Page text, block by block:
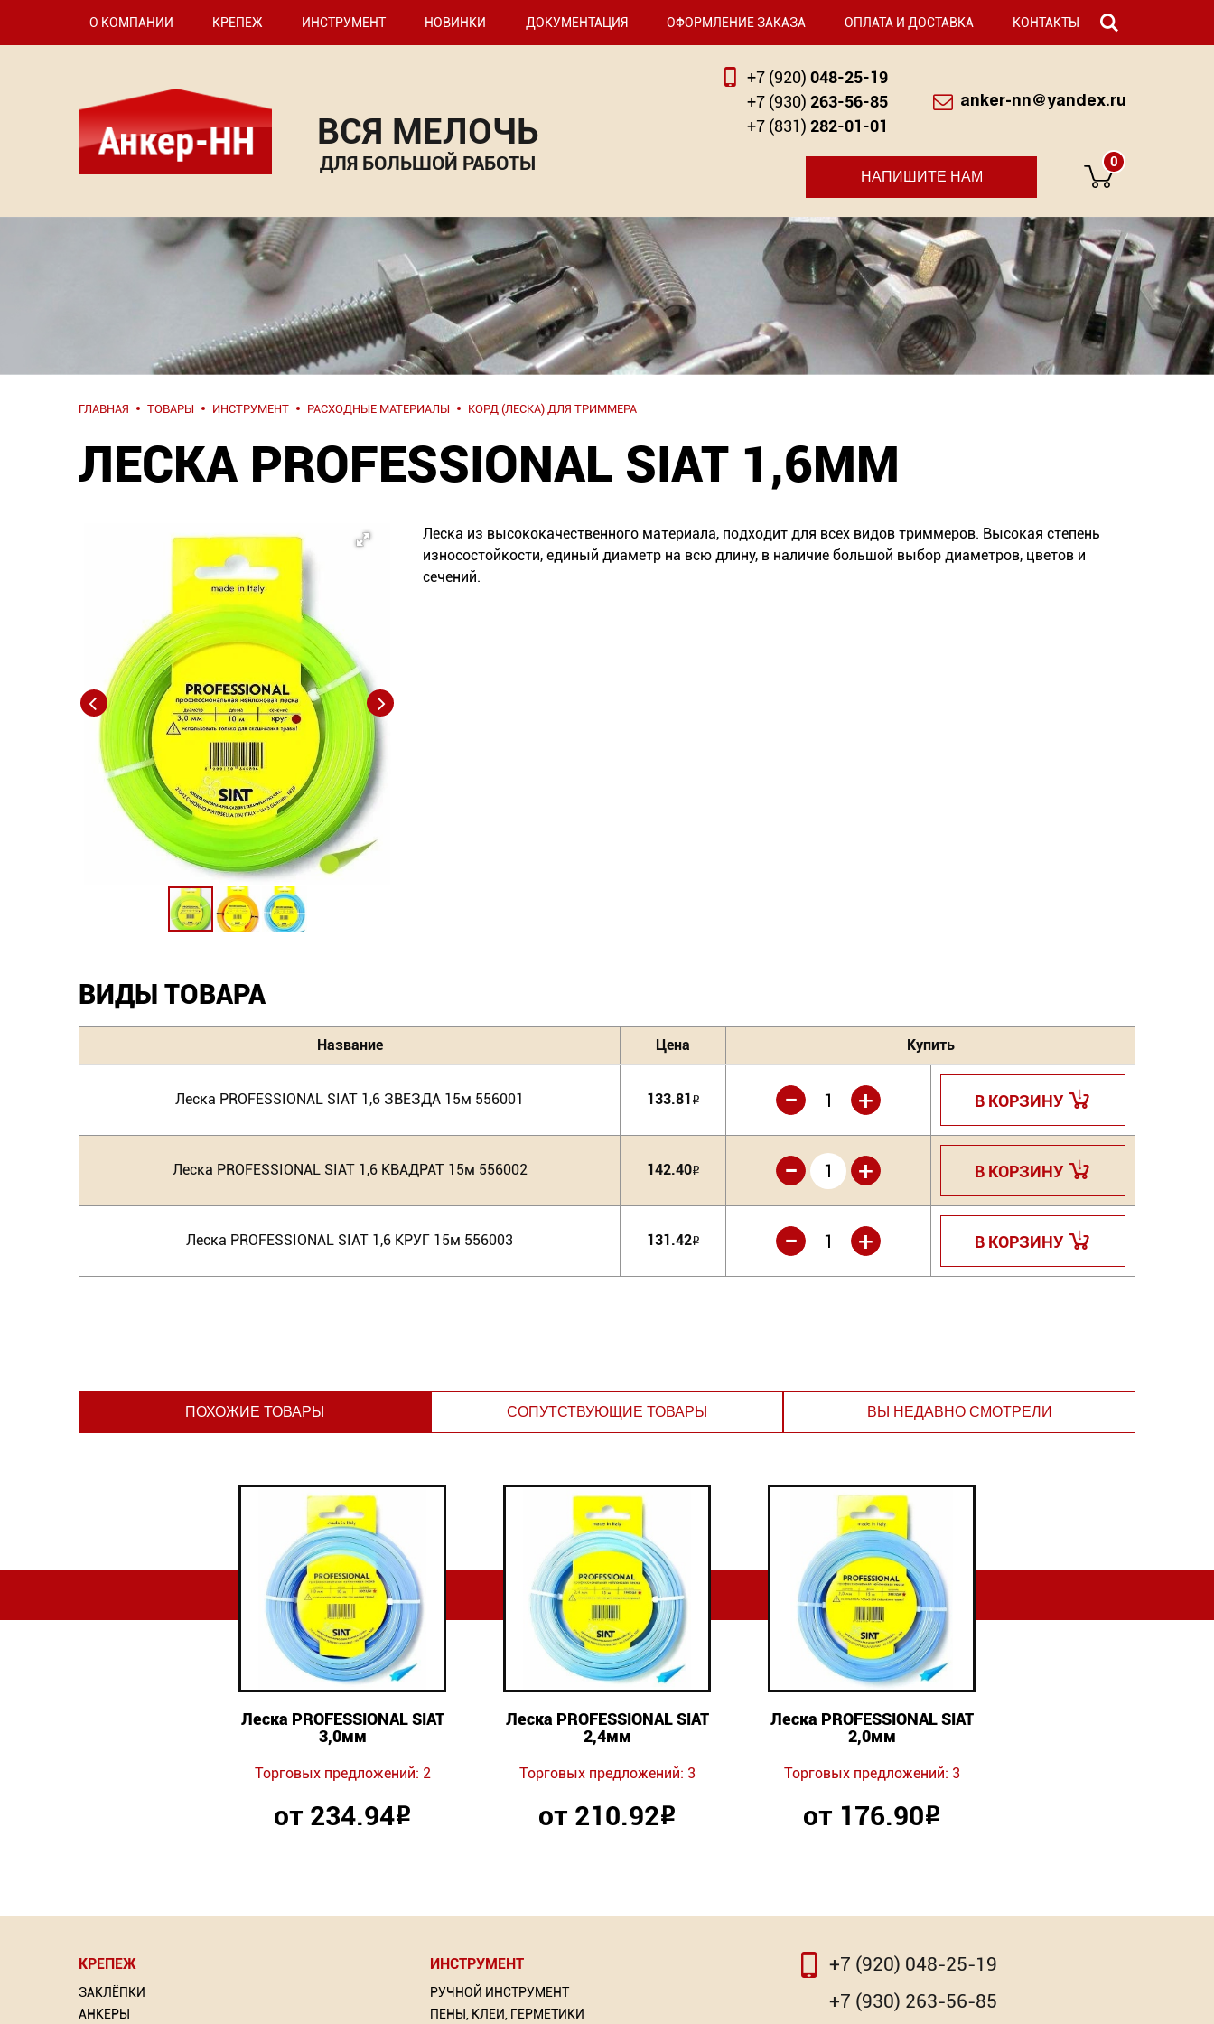
О КОМПАНИИ КРЕПЕЖ ИНСТРУМЕНТ НОВИНКИ ДОКУМЕНТАЦИЯ ОФОРМЛЕНИЕ ЗАКАЗА ОПЛАТА И ДОСТАВКА КОНТАКТЫ
ВСЯ МЕЛОЧЬ
ДЛЯ БОЛЬШОЙ РАБОТЫ
+7 (920) 048-25-19
+7 (930) 263-56-85
+7 (831) 282-01-01
anker-nn@yandex.ru
НАПИШИТЕ НАМ
0
ГЛАВНАЯ ТОВАРЫ ИНСТРУМЕНТ РАСХОДНЫЕ МАТЕРИАЛЫ КОРД (ЛЕСКА) ДЛЯ ТРИММЕРА
ЛЕСКА PROFESSIONAL SIAT 1,6ММ
Леска из высококачественного материала, подходит для всех видов триммеров. Высокая степень
износостойкости, единый диаметр на всю длину, в наличие большой выбор диаметров, цветов и
сечений.
ВИДЫ ТОВАРА
Название Цена Купить
Леска PROFESSIONAL SIAT 1,6 ЗВЕЗДА 15м 556001 133.81 Р +
- В КОРЗИНУ
Леска PROFESSIONAL SIAT 1,6 КВАДРАТ 15м 556002 142.40Р +
- В КОРЗИНУ
Леска PROFESSIONAL SIAT 1,6 КРУГ 15м 556003 131.42Р +
- В КОРЗИНУ
ПОХОЖИЕ ТОВАРЫ
Леска PROFESSIONAL SIAT
3,0мм
Торговых предложений: 2
от 234.94Р
Леска PROFESSIONAL SIAT
2,4мм
Торговых предложений: 3
от 210.92Р
Леска PROFESSIONAL SIAT
2,0мм
Торговых предложений: 3
от 176.90Р
СОПУТСТВУЮЩИЕ ТОВАРЫ ВЫ НЕДАВНО СМОТРЕЛИ
КРЕПЕЖ
ЗАКЛЁПКИ
АНКЕРЫ
ИНСТРУМЕНТ
РУЧНОЙ ИНСТРУМЕНТ
ПЕНЫ, КЛЕИ, ГЕРМЕТИКИ
+7 (920) 048-25-19
+7 (930) 263-56-85